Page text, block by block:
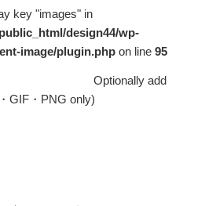
key "images" in
design44/wp-
image/plugin.php on line 95
Optionally add
GIF・PNG only)